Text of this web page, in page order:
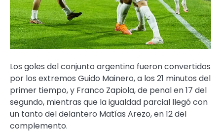
Los goles del conjunto argentino fueron convertidos
por los extremos Guido Mainero, a los 21 minutos del
primer tiempo, y Franco Zapiola, de penal en 17 del
segundo, mientras que la igualdad parcial llegó con
un tanto del delantero Matías Arezo, en 12 del
complemento.